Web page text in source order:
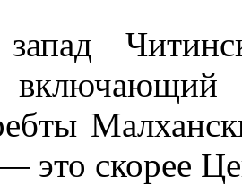
включающий
это скорее